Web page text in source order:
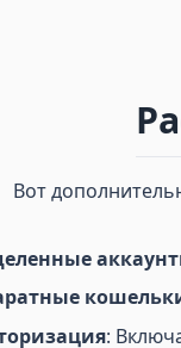
Вот
: